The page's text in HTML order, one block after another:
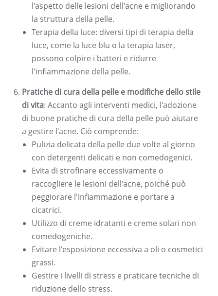
l'aspetto delle lesioni dell'acne e migliorando
la struttura della pelle.
Terapia della luce: diversi tipi di terapia della
luce, come la luce blu o la terapia laser,
possono colpire i batteri e ridurre
l'infiammazione della pelle.
Pratiche di cura della pelle e modifiche dello stile
di vita: Accanto agli interventi medici, l'adozione
di buone pratiche di cura della pelle può aiutare
a gestire l'acne. Ciò comprende:
Pulizia delicata della pelle due volte al giorno
con detergenti delicati e non comedogenici.
Evita di strofinare eccessivamente o
raccogliere le lesioni dell'acne, poiché può
peggiorare l'infiammazione e portare a
cicatrici.
Utilizzo di creme idratanti e creme solari non
comedogeniche.
Evitare l'esposizione eccessiva a oli o cosmetici
grassi.
Gestire i livelli di stress e praticare tecniche di
riduzione dello stress.